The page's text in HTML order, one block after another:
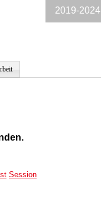
2019-2024
Session